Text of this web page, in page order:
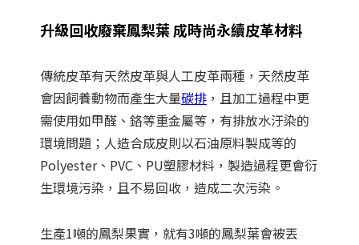
升級回收廢棄鳳梨葉 成時尚永續皮革材料
傳統皮革有天然皮革與人工皮革兩種，天然皮革
會因飼養動物而產生大量碳排 ，且加工過程中更
需使用如甲醛、鉻等重金屬等，有排放水汙染的
環境問題；人造合成皮則以石油原料製成等的
Polyester、PVC、PU塑膠材料，製造過程更會衍
生環境污染，且不易回收，造成二次污染。
生產1噸的鳳梨果實，就有3噸的鳳梨葉會被丟